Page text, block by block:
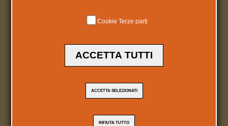
404
Cookie Terze parti
ACCETTA TUTTI
ACCETTA SELEZIONATI
RIFIUTA TUTTO